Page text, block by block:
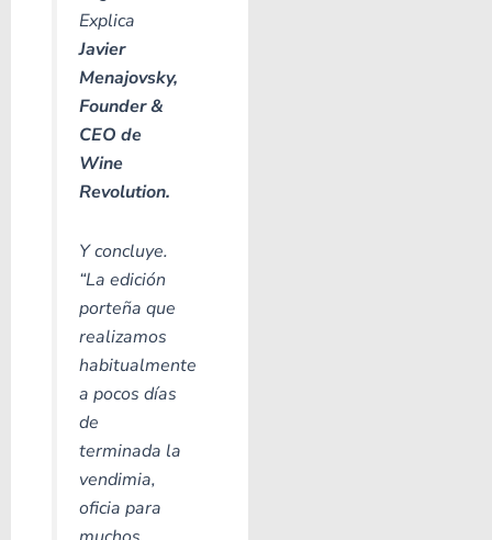
Explica
Javier
Menajovsky,
Founder &
CEO de
Wine
Revolution.
Y concluye.
“La edición
porteña que
realizamos
habitualmente
a pocos días
de
terminada la
vendimia,
oficia para